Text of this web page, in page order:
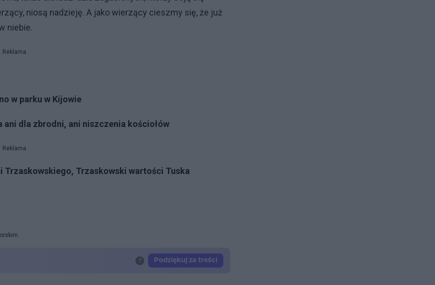
niosą nadzieję. A jako wierzący cieszmy się, że już
niebie.
Reklama
w parku w Kijowie
ani dla zbrodni, ani niszczenia kościołów
Reklama
Trzaskowskiego, Trzaskowski wartości Tuska